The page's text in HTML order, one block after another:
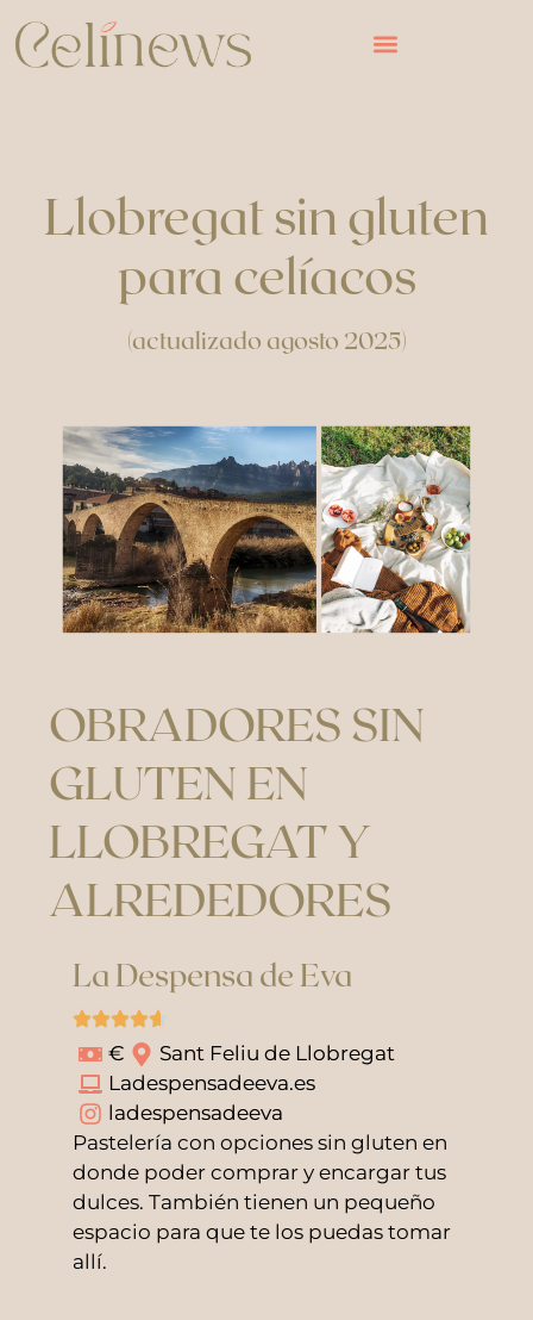
Llobregat sin gluten
para celíacos
(actualizado agosto 2025)
OBRADORES SIN
GLUTEN EN
LLOBREGAT Y
ALREDEDORES
La Despensa de Eva
€
Sant Feliu de Llobregat
Ladespensadeeva.es
ladespensadeeva
Pastelería con opciones sin gluten en
donde poder comprar y encargar tus
dulces. También tienen un pequeño
espacio para que te los puedas tomar
allí.